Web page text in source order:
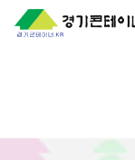
Warning:
MySQL result resource